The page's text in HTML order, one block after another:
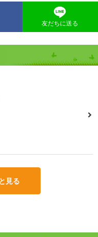
友だちに送る
見る